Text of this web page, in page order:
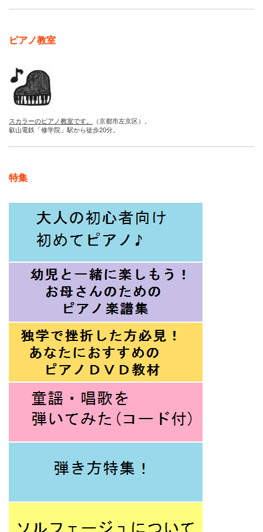
ピアノ教室
スカラーのピアノ教室です。
（京都市左京区）。
叡山電鉄「修学院」駅から徒歩20分。
特集